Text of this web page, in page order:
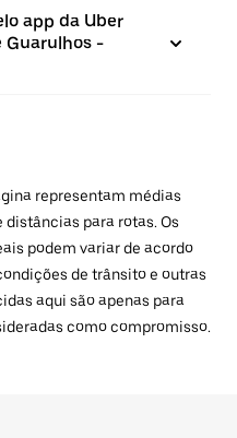
app da Uber
Guarulhos -
representam médias
para rotas. Os
podem variar de acordo
de trânsito e outras
aqui são apenas para
como compromisso.